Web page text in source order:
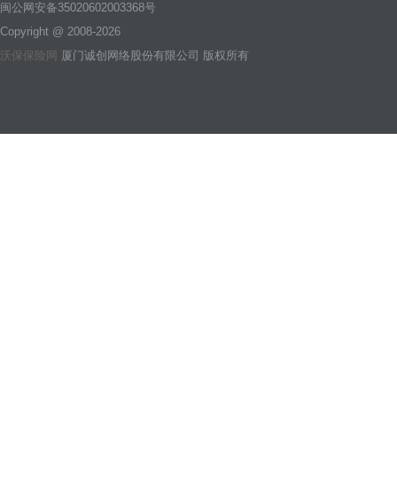
闽公网安备35020602003368号
Copyright @ 2008-2026
沃保保险网 厦门诚创网络股份有限公司 版权所有